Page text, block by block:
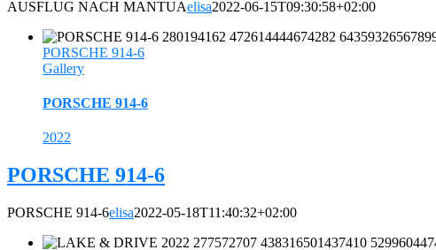
AUSFLUG NACH MANTUAelisa2022-06-15T09:30:58+02:00
PORSCHE 914-6
Gallery
PORSCHE 914-6
2022
PORSCHE 914-6
PORSCHE 914-6elisa2022-05-18T11:40:32+02:00